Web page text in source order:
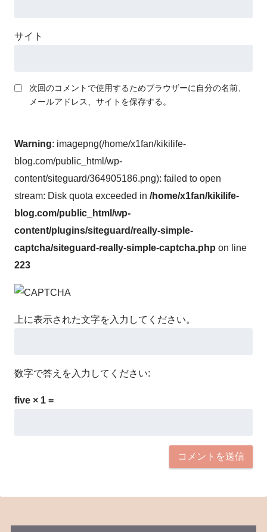
サイト
次回のコメントで使用するためブラウザーに自分の名前、
メールアドレス、サイトを保存する。
Warning: imagepng(/home/x1fan/kikilife-
blog.com/public_html/wp-
content/siteguard/364905186.png): failed to open
stream: Disk quota exceeded in /home/x1fan/kikilife-
blog.com/public_html/wp-
content/plugins/siteguard/really-simple-
captcha/siteguard-really-simple-captcha.php on line
223
上に表示された文字を入力してください。
数字で答えを入力してください:
five × 1 =